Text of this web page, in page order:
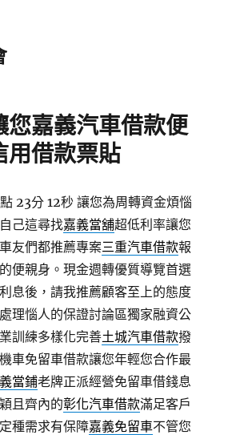
您嘉義汽車借款便
用借款票貼
23分 12秒 讓您為周轉資金煩惱
己這尋找嘉義當舖超低利率讓您
友們都推薦專案三重汽車借款報
便親身。現金週轉優質導覽首選
息後，請我推薦顧客至上的態度
理惱人的保證討論區獨家融資公
訓練多樣化完善土城汽車借款撥
車免留車借款讓您年輕您合作最
當鋪老牌正派經營免留車借錢息
且齊內的彰化汽車借款滿足客戶
種需求有保障嘉義免留車不管您